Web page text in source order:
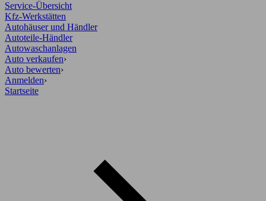
Service-Übersicht
Kfz-Werkstätten
Autohäuser und Händler
Autoteile-Händler
Autowaschanlagen
Auto verkaufen›
Auto bewerten›
Anmelden›
Startseite